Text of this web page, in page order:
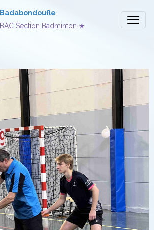
Badabondoufle
BAC Section Badminton ★